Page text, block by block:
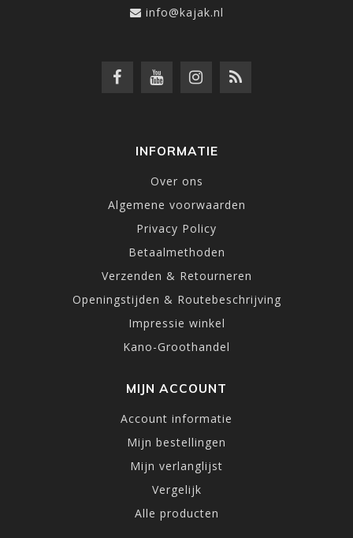
info@kajak.nl
INFORMATIE
Over ons
Algemene voorwaarden
Privacy Policy
Betaalmethoden
Verzenden & Retourneren
Openingstijden & Routebeschrijving
Impressie winkel
Kano-Groothandel
MIJN ACCOUNT
Account informatie
Mijn bestellingen
Mijn verlanglijst
Vergelijk
Alle producten